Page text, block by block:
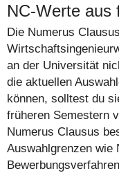
NC-Werte aus
Die Numerus
an der Universität
die aktuellen
können, solltest du
früheren Semestern
Numerus Clausus
Auswahlgrenzen wie